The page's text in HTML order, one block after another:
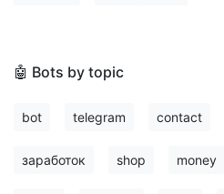
🤖 Bots by topic
bot telegram contact
заработок shop money